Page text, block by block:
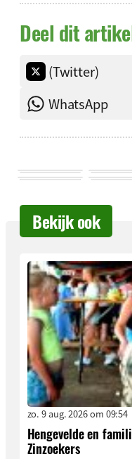
Deel dit
(Twitter)
WhatsApp
Bekijk ook
zo. 9 aug. 2026 om 09:54
Hengevelde en
Zinzoekers